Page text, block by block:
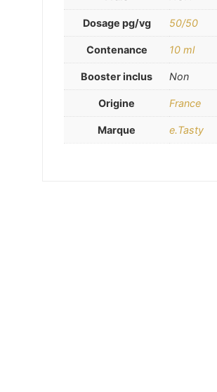
Dosage pg/vg 50/50
Contenance 10 ml
Booster inclus Non
Origine France
Marque e.Tasty